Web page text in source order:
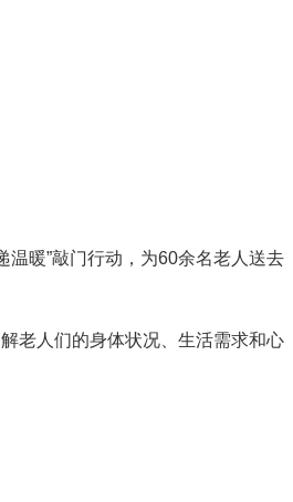
暖”敲门行动，为60余名老人送去
老人们的身体状况、生活需求和心